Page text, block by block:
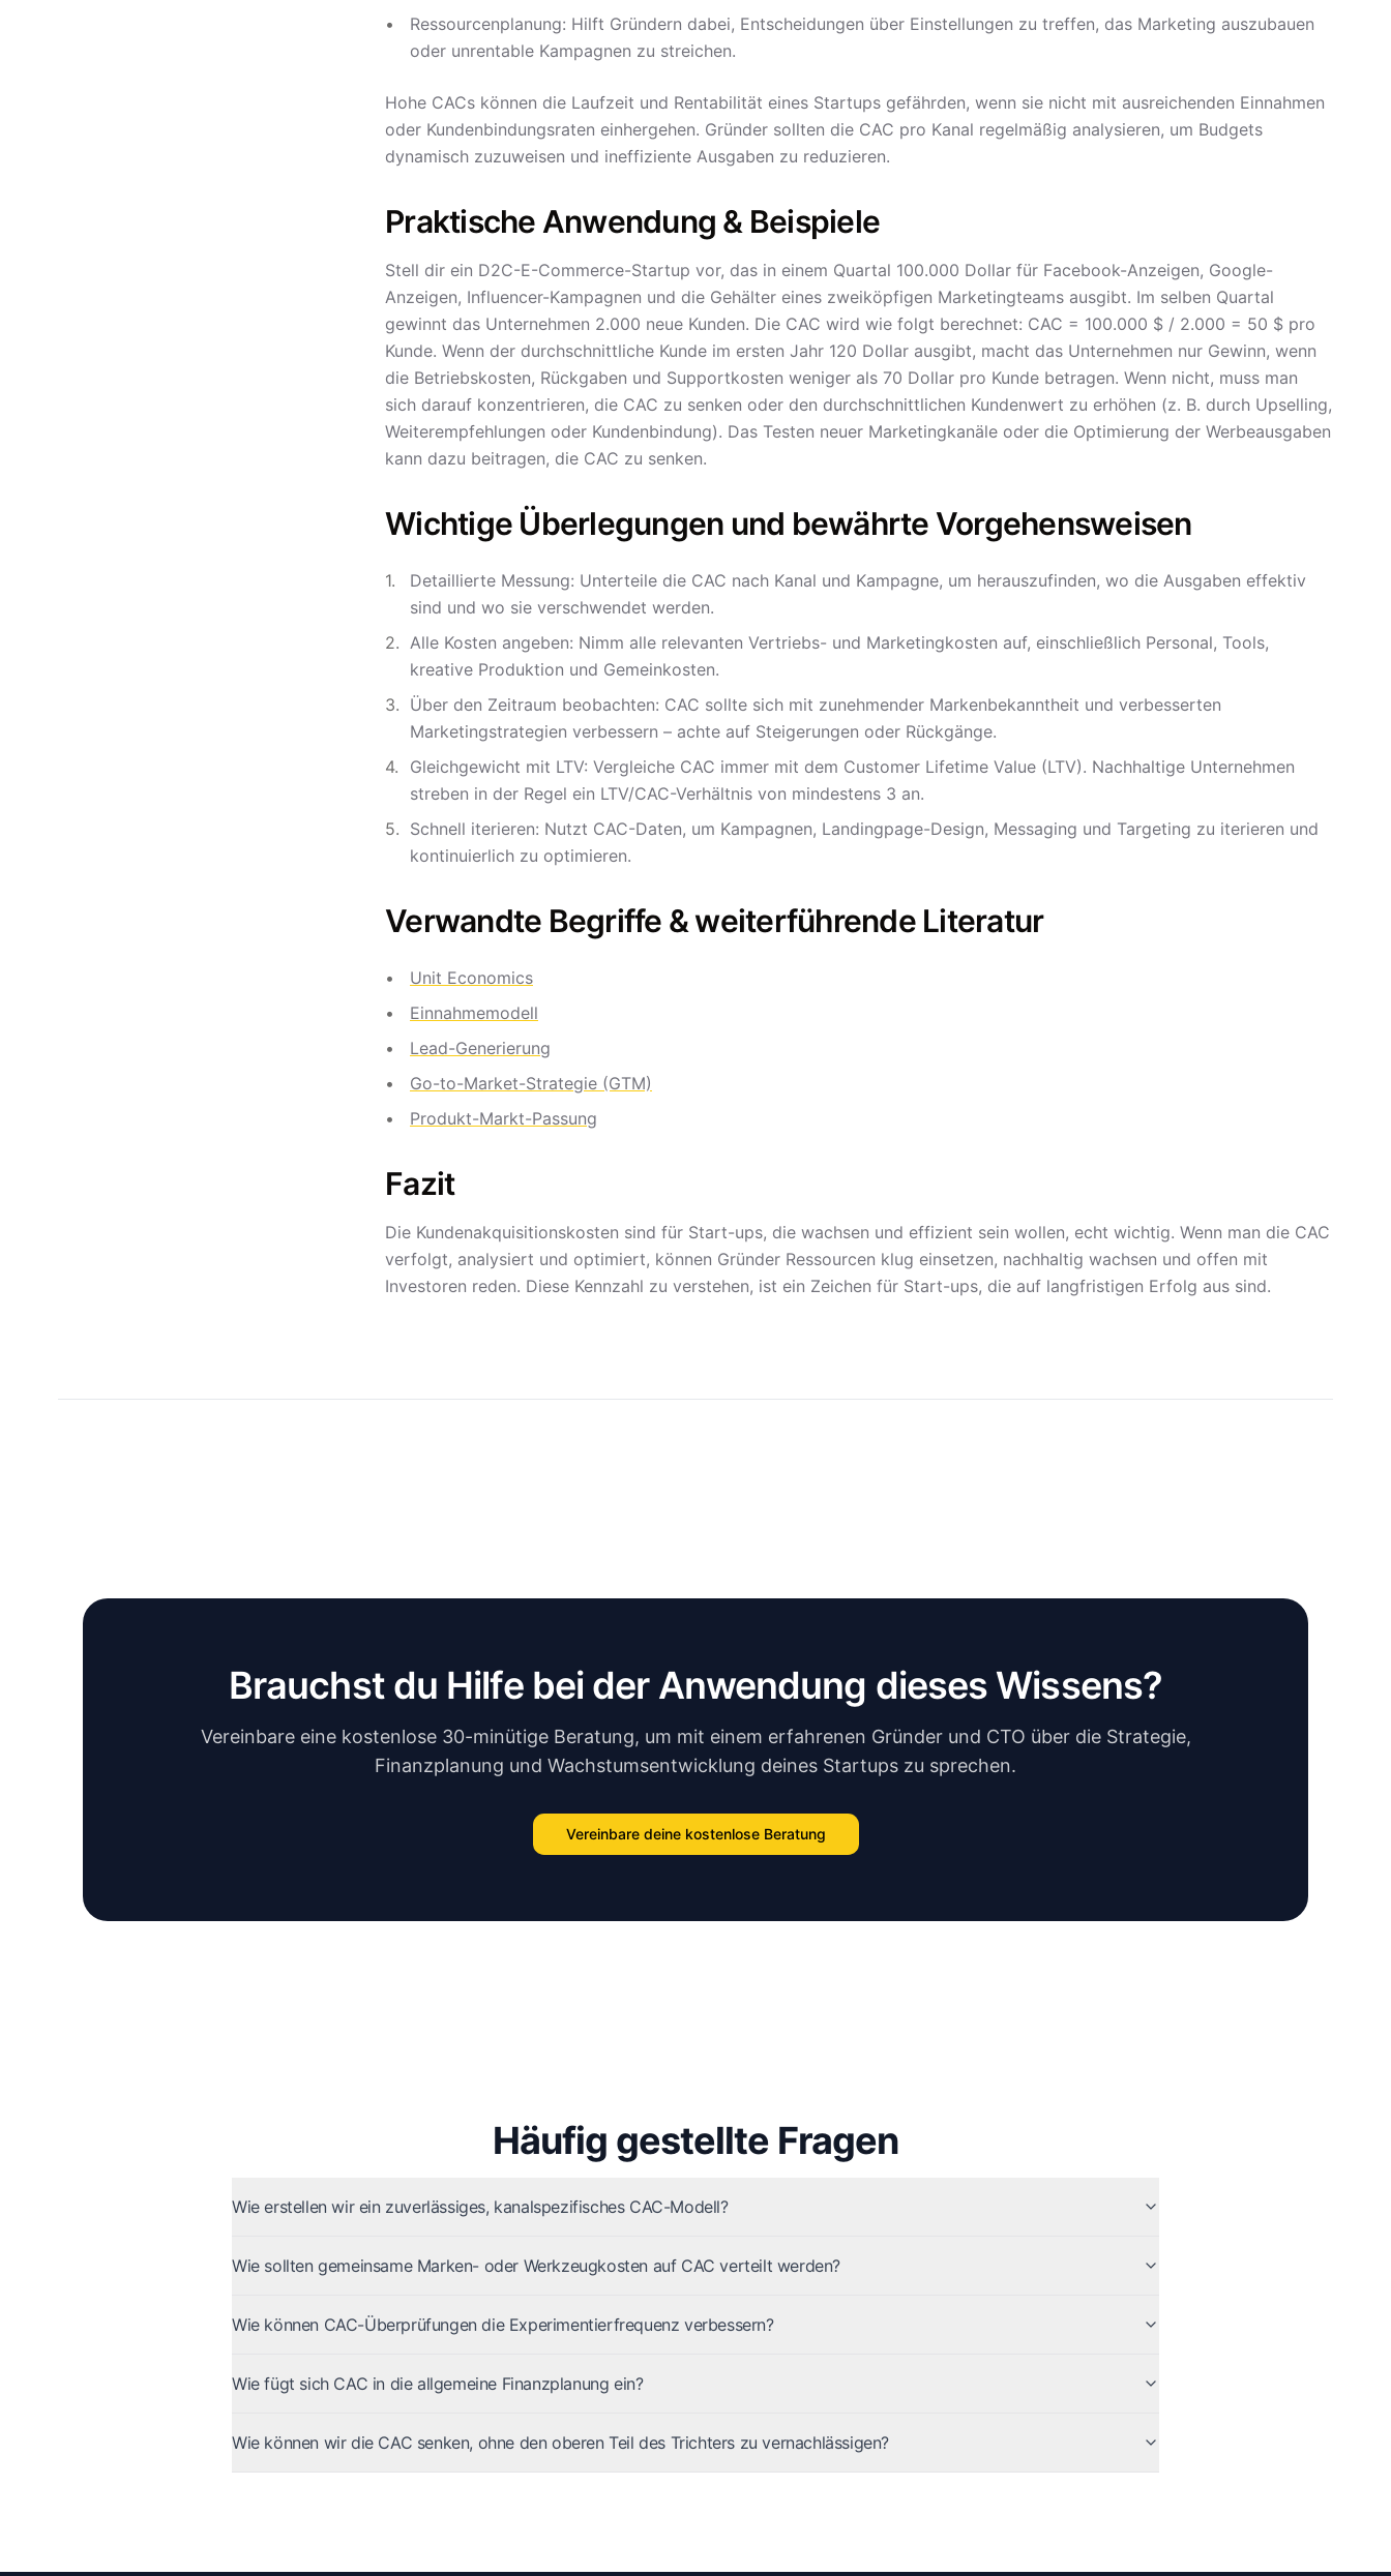
Ressourcenplanung: Hilft Gründern dabei, Entscheidungen über Einstellungen zu treffen, das Marketing auszubauen
oder unrentable Kampagnen zu streichen.
Hohe CACs können die Laufzeit und Rentabilität eines Startups gefährden, wenn sie nicht mit ausreichenden Einnahmen
oder Kundenbindungsraten einhergehen. Gründer sollten die CAC pro Kanal regelmäßig analysieren, um Budgets
dynamisch zuzuweisen und ineffiziente Ausgaben zu reduzieren.
Praktische Anwendung & Beispiele
Stell dir ein D2C-E-Commerce-Startup vor, das in einem Quartal 100.000 Dollar für Facebook-Anzeigen, Google-
Anzeigen, Influencer-Kampagnen und die Gehälter eines zweiköpfigen Marketingteams ausgibt. Im selben Quartal
gewinnt das Unternehmen 2.000 neue Kunden. Die CAC wird wie folgt berechnet: CAC = 100.000 $ / 2.000 = 50 $ pro
Kunde. Wenn der durchschnittliche Kunde im ersten Jahr 120 Dollar ausgibt, macht das Unternehmen nur Gewinn, wenn
die Betriebskosten, Rückgaben und Supportkosten weniger als 70 Dollar pro Kunde betragen. Wenn nicht, muss man
sich darauf konzentrieren, die CAC zu senken oder den durchschnittlichen Kundenwert zu erhöhen (z. B. durch Upselling,
Weiterempfehlungen oder Kundenbindung). Das Testen neuer Marketingkanäle oder die Optimierung der Werbeausgaben
kann dazu beitragen, die CAC zu senken.
Wichtige Überlegungen und bewährte Vorgehensweisen
Detaillierte Messung: Unterteile die CAC nach Kanal und Kampagne, um herauszufinden, wo die Ausgaben effektiv
sind und wo sie verschwendet werden.
Alle Kosten angeben: Nimm alle relevanten Vertriebs- und Marketingkosten auf, einschließlich Personal, Tools,
kreative Produktion und Gemeinkosten.
Über den Zeitraum beobachten: CAC sollte sich mit zunehmender Markenbekanntheit und verbesserten
Marketingstrategien verbessern – achte auf Steigerungen oder Rückgänge.
Gleichgewicht mit LTV: Vergleiche CAC immer mit dem Customer Lifetime Value (LTV). Nachhaltige Unternehmen
streben in der Regel ein LTV/CAC-Verhältnis von mindestens 3 an.
Schnell iterieren: Nutzt CAC-Daten, um Kampagnen, Landingpage-Design, Messaging und Targeting zu iterieren und
kontinuierlich zu optimieren.
Verwandte Begriffe & weiterführende Literatur
Unit Economics
Einnahmemodell
Lead-Generierung
Go-to-Market-Strategie (GTM)
Produkt-Markt-Passung
Fazit
Die Kundenakquisitionskosten sind für Start-ups, die wachsen und effizient sein wollen, echt wichtig. Wenn man die CAC
verfolgt, analysiert und optimiert, können Gründer Ressourcen klug einsetzen, nachhaltig wachsen und offen mit
Investoren reden. Diese Kennzahl zu verstehen, ist ein Zeichen für Start-ups, die auf langfristigen Erfolg aus sind.
Brauchst du Hilfe bei der Anwendung dieses Wissens?
Vereinbare eine kostenlose 30-minütige Beratung, um mit einem erfahrenen Gründer und CTO über die Strategie,
Finanzplanung und Wachstumsentwicklung deines Startups zu sprechen.
Vereinbare deine kostenlose Beratung
Häufig gestellte Fragen
Wie erstellen wir ein zuverlässiges, kanalspezifisches CAC-Modell?
Wie sollten gemeinsame Marken- oder Werkzeugkosten auf CAC verteilt werden?
Wie können CAC-Überprüfungen die Experimentierfrequenz verbessern?
Wie fügt sich CAC in die allgemeine Finanzplanung ein?
Wie können wir die CAC senken, ohne den oberen Teil des Trichters zu vernachlässigen?